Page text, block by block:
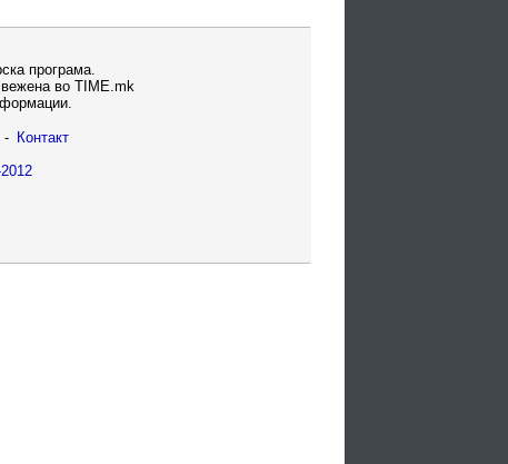
програма.
во TIME.mk
- Контакт